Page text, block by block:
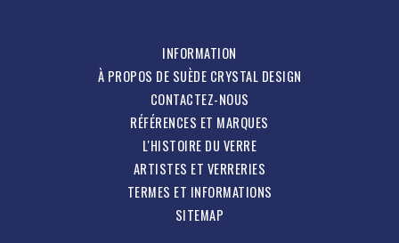
INFORMATION
À PROPOS DE SUÈDE CRYSTAL DESIGN
CONTACTEZ-NOUS
RÉFÉRENCES ET MARQUES
L'HISTOIRE DU VERRE
ARTISTES ET VERRERIES
TERMES ET INFORMATIONS
SITEMAP